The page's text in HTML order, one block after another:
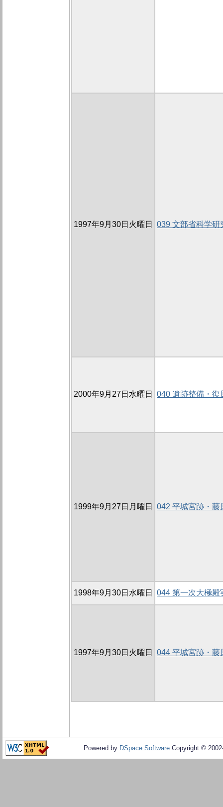
1997年9月30日火曜日 039 文部省科学研
2000年9月27日水曜日 040 遺跡整備・復
1999年9月27日月曜日 042 平城宮跡・藤
1998年9月30日水曜日 044 第一次大極殿
1997年9月30日火曜日 044 平城宮跡・藤
Powered by DSpace Software Copyright ©